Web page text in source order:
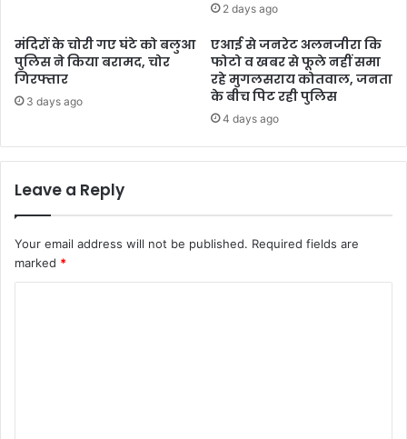
2 days ago
मंदिरों के चोरी गए घंटे को बलुआ
पुलिस ने किया बरामद, चोर
गिरफ्तार
3 days ago
एआई से जनरेट अलनजीरा कि
फोटो व खबर से फूले नहीं समा
रहे मुगलसराय कोतवाल, जनता
के बीच पिट रही पुलिस
4 days ago
Leave a Reply
Your email address will not be published. Required fields are
marked *